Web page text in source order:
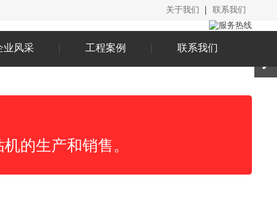
关于我们 联系我们
业风采 工程案例 联系我们
的生产和销售。